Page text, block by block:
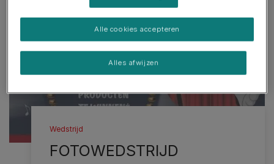
Wedstrijd
FOTOWEDSTRIJD
Alles afwijzen
Alle cookies accepteren